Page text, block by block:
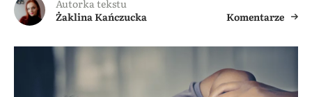
Autorka tekstu
Żaklina Kańczucka
Komentarze